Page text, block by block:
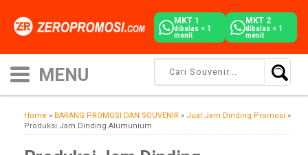
MKT 1
dibalas < 1
menit
MKT 2
dibalas < 1
menit
Home » BARANG PROMOSI DAN SOUVENIR » Jual Jam Dinding Promosi »
Produksi Jam Dinding Alumunium